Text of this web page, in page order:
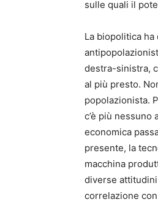
sulle quali il
La biopolitica ha
destra-sinistra,
al più presto.
popolazionista.
c’è più nessuno
economica
presente, la
macchina
diverse
correlazione